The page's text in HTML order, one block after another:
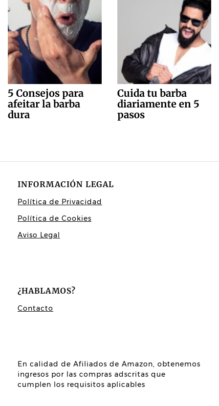
5 Consejos para
afeitar la barba
dura
Cuida tu barba
diariamente en 5
pasos
INFORMACIÓN LEGAL
Política de Privacidad
Política de Cookies
Aviso Legal
¿HABLAMOS?
Contacto
En calidad de Afiliados de Amazon, obtenemos
ingresos por las compras adscritas que
cumplen los requisitos aplicables